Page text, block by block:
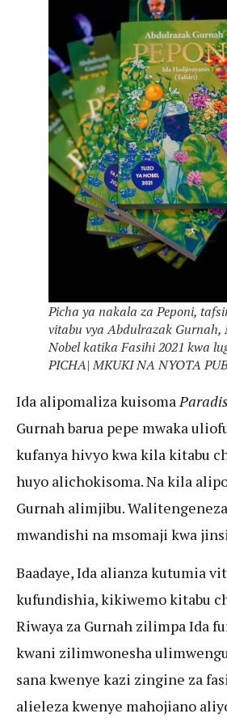
Picha ya nakala za Peponi,
vitabu vya Abdulrazak Gurnah,
Nobel katika Fasihi 2021 kwa
PICHA| MKUKI NA NYOTA
Ida alipomaliza kuisoma
Gurnah barua pepe mwaka
kufanya hivyo kwa kila kitabu
huyo alichokisoma. Na kila
Gurnah alimjibu.
mwandishi na msomaji kwa
Baadaye, Ida alianza kutumia
kufundishia, kikiwemo kitabu
Riwaya za Gurnah zilimpa Ida
kwani zilimwonesha
sana kwenye kazi zingine za
alieleza kwenye mahojiano